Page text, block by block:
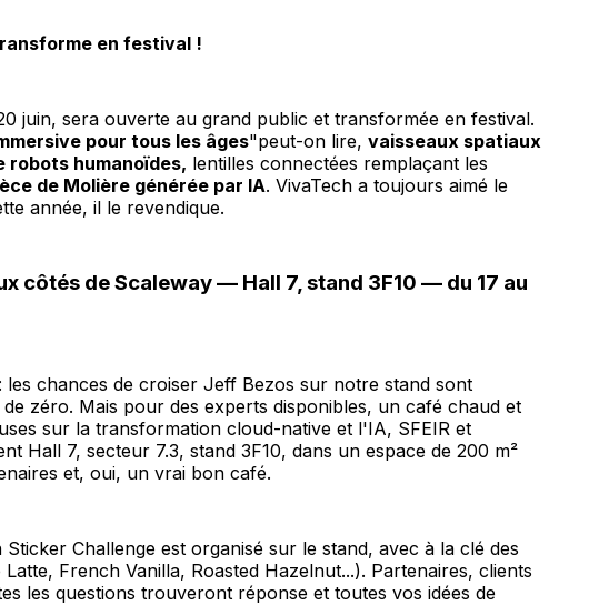
en festival !
juin, sera ouverte au grand public et transformée en festival.
pour tous les âges"peut-on lire, vaisseaux spatiaux
robots humanoïdes, lentilles connectées remplaçant les
de Molière générée par IA. VivaTech a toujours aimé le
année, il le revendique.
côtés de Scaleway — Hall 7, stand 3F10 — du 17 au
les chances de croiser Jeff Bezos sur notre stand sont
zéro. Mais pour des experts disponibles, un café chaud et
sur la transformation cloud-native et l'IA, SFEIR et
Hall 7, secteur 7.3, stand 3F10, dans un espace de 200 m²
et, oui, un vrai bon café.
Challenge est organisé sur le stand, avec à la clé des
French Vanilla, Roasted Hazelnut...). Partenaires, clients
les questions trouveront réponse et toutes vos idées de